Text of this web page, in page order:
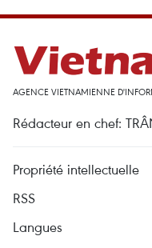
AGENCE VIETNAMIENNE
Rédacteur en chef:
Propriété intellectuelle
RSS
Langues